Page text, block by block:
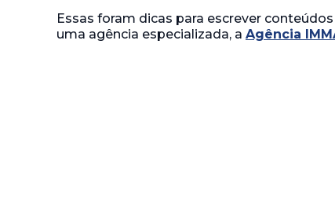
Essas foram dicas para escrever
uma agência especializada, a Agência